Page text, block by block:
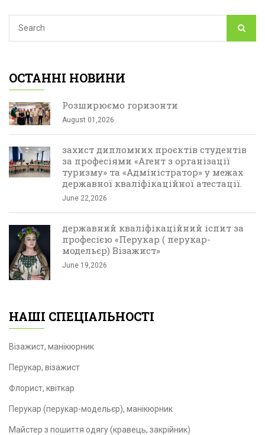
ОСТАННІ НОВИНИ
Розширюємо горизонти
August 01,2026
захист дипломних проєктів студентів
за професіями «Агент з організації
туризму» та «Адміністратор» у межах
державної кваліфікаційної атестації.
June 22,2026
державний кваліфікаційний іспит за
професією «Перукар ( перукар-
модельєр) Візажист»
June 19,2026
НАШІ СПЕЦІАЛЬНОСТІ
Візажист, манікюрник
Перукар, візажист
Флорист, квіткар
Перукар (перукар-модельєр), манікюрник
Майстер з пошиття одягу (кравець, закрійник)